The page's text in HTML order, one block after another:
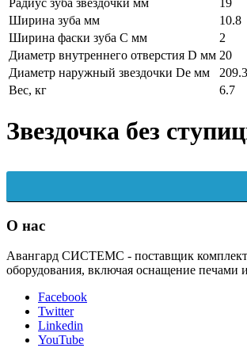
Радиус зуба звездочки мм
19
Ширина зуба мм
10.8
Ширина фаски зуба C мм
2
Диаметр внутреннего отверстия D мм 20
Диаметр наружный звездочки De мм
209.3
Вес, кг
6.7
Звездочка без
О нас
Авангард СИСТЕМС - поставщик
оборудования, включая оснащение
Facebook
Twitter
Linkedin
YouTube